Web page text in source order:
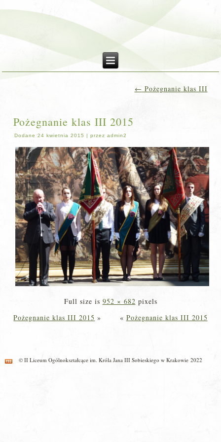
← Pożegnanie klas III
Pożegnanie klas III 2015
Dodane 24 kwietnia 2015 |przez admin2
Full size is 952 × 682 pixels
Pożegnanie klas III 2015 » « Pożegnanie klas III 2015
© II Liceum Ogólnokształcące im. Króla Jana III Sobieskiego w Krakowie 2022